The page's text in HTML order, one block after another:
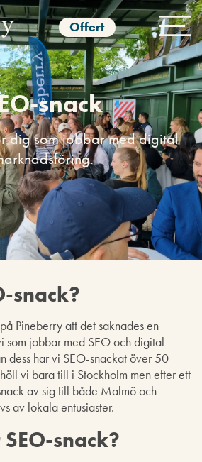
Offert
snack
dig som jobbar med digital
snack?
Pineberry att det saknades en
som jobbar med SEO och digital
dess har vi SEO-snackat över 50
vi bara till i Stockholm men efter ett
av sig till både Malmö och
av lokala entusiaster.
snack?